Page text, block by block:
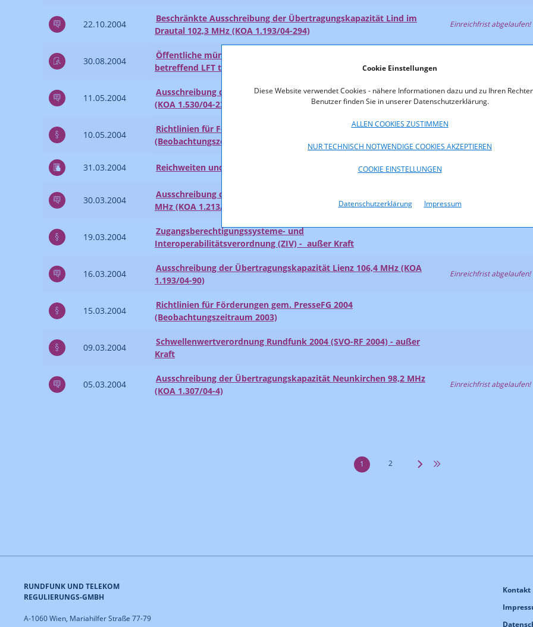
Cookie Einstellungen
Diese Website verwendet Cookies - nähere Informationen dazu und zu Ihren
Benutzer finden Sie in unserer Datenschutzerklärung.
ALLEN COOKIES ZUSTIMMEN
NUR TECHNISCH NOTWENDIGE COOKIES AKZEPTIEREN
COOKIE EINSTELLUNGEN
Datenschutzerklärung Impressum
22.10.2004
Beschränkte Ausschreibung der Übertragungskapazität Lind im
Drautal 102,3 MHz (KOA 1.193/04-294)
Einreichfrist abgelaufen!
30.08.2004
Öffentliche mündliche Verhandlung im Festellungsverfahren
betreffend LFT tirol tv GmbH & Co KG
11.05.2004
Ausschreibung der Übertragungskapazität Scheffau 88,9 MHz
(KOA 1.530/04-23)
Einreichfrist abgelaufen!
10.05.2004
Richtlinien für Förderungen gem. PresseFG 2004
(Beobachtungszeitraum 2004)
31.03.2004 Reichweiten und Versorgungsgrade 2004
30.03.2004
Ausschreibung der Übertragungskapazität Spittal/Drau 5, 99,3
MHz (KOA 1.213/04-11)
19.03.2004
Zugangsberechtigungssysteme- und
Interoperabilitätsverordnung (ZIV) - außer Kraft
16.03.2004
Ausschreibung der Übertragungskapazität Lienz 106,4 MHz (KOA
1.193/04-90)
Einreichfrist abgelaufen!
15.03.2004
Richtlinien für Förderungen gem. PresseFG 2004
(Beobachtungszeitraum 2003)
09.03.2004
Schwellenwertverordnung Rundfunk 2004 (SVO-RF 2004) - außer
Kraft
05.03.2004
Ausschreibung der Übertragungskapazität Neunkirchen 98,2 MHz
(KOA 1.307/04-4)
Einreichfrist abgelaufen!
1 2
RUNDFUNK UND TELEKOM
REGULIERUNGS-GMBH
A-1060 Wien, Mariahilfer Straße 77-79
Kontakt